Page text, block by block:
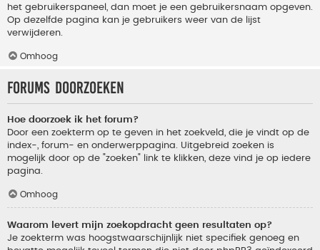
het gebruikerspaneel, dan moet je een gebruikersnaam opgeven.
Op dezelfde pagina kan je gebruikers weer van de lijst
verwijderen.
Omhoog
Forums doorzoeken
Hoe doorzoek ik het forum?
Door een zoekterm op te geven in het zoekveld, die je vindt op de
index-, forum- en onderwerppagina. Uitgebreid zoeken is
mogelijk door op de "zoeken" link te klikken, deze vind je op iedere
pagina.
Omhoog
Waarom levert mijn zoekopdracht geen resultaten op?
Je zoekterm was hoogstwaarschijnlijk niet specifiek genoeg en